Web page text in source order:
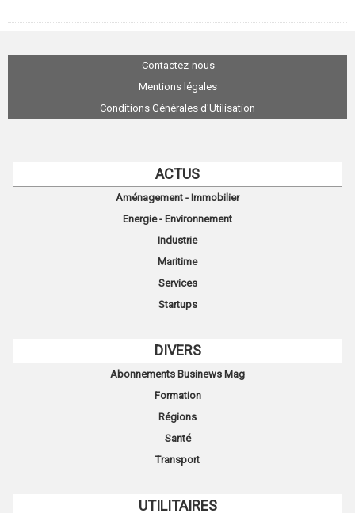
Contactez-nous
Mentions légales
Conditions Générales d'Utilisation
ACTUS
Aménagement - Immobilier
Energie - Environnement
Industrie
Maritime
Services
Startups
DIVERS
Abonnements Businews Mag
Formation
Régions
Santé
Transport
UTILITAIRES